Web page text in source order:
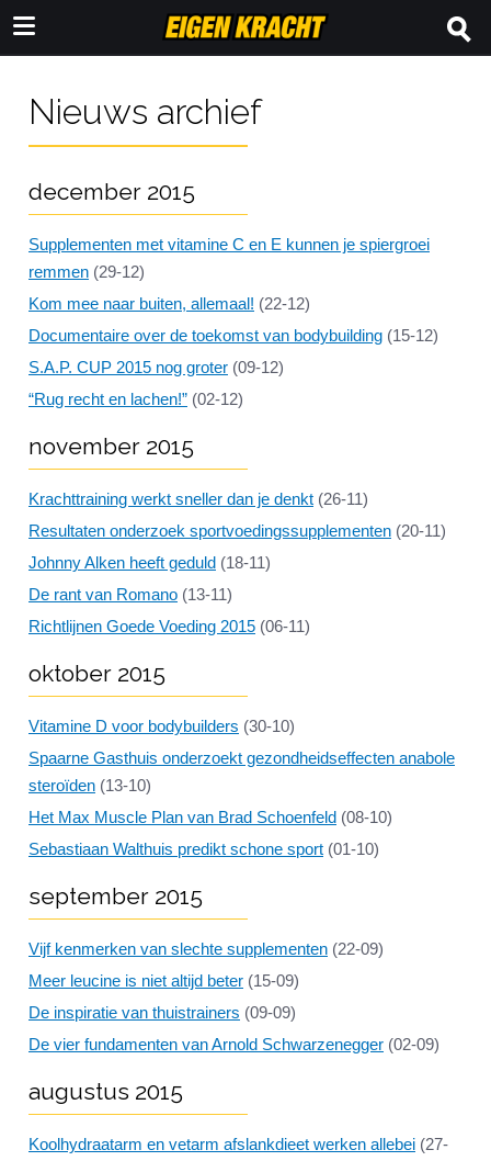
Nieuws archief
december 2015
Supplementen met vitamine C en E kunnen je spiergroei
remmen (29-12)
Kom mee naar buiten, allemaal! (22-12)
Documentaire over de toekomst van bodybuilding (15-12)
S.A.P. CUP 2015 nog groter (09-12)
“Rug recht en lachen!” (02-12)
november 2015
Krachttraining werkt sneller dan je denkt (26-11)
Resultaten onderzoek sportvoedingssupplementen (20-11)
Johnny Alken heeft geduld (18-11)
De rant van Romano (13-11)
Richtlijnen Goede Voeding 2015 (06-11)
oktober 2015
Vitamine D voor bodybuilders (30-10)
Spaarne Gasthuis onderzoekt gezondheidseffecten anabole
steroïden (13-10)
Het Max Muscle Plan van Brad Schoenfeld (08-10)
Sebastiaan Walthuis predikt schone sport (01-10)
september 2015
Vijf kenmerken van slechte supplementen (22-09)
Meer leucine is niet altijd beter (15-09)
De inspiratie van thuistrainers (09-09)
De vier fundamenten van Arnold Schwarzenegger (02-09)
augustus 2015
Koolhydraatarm en vetarm afslankdieet werken allebei (27-